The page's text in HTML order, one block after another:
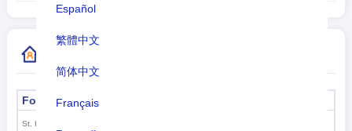
Español
繁體中文
简体中文
Français
Formeller Name
St. Kitts und Nevis